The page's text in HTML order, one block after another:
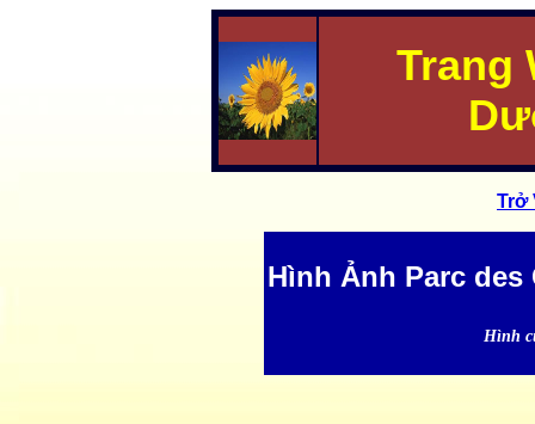
Trang
Trở
Hình Ảnh Parc des
Hình